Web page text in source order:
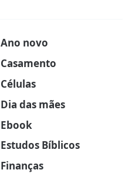
Ano novo
Casamento
Células
Dia das mães
Ebook
Estudos Bíblicos
Finanças